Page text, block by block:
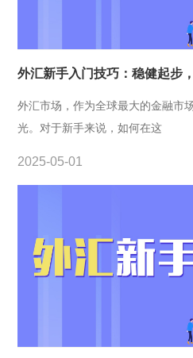
外汇新手入门技巧：稳健起步
外汇市场，作为全球最大的金融市
光。对于新手来说，如何在这
2025-05-01